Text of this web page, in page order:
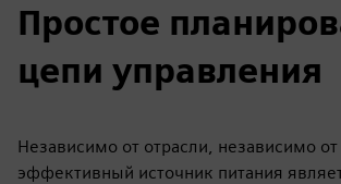
Простое
цепи управления
Независимо от отрасли, независимо
эффективный источник питания